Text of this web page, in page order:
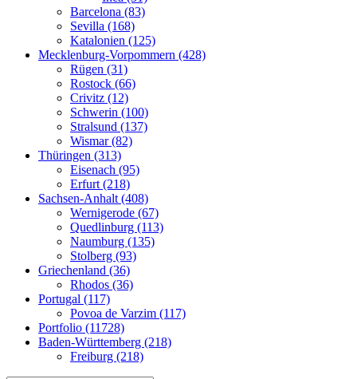
Barcelona (83)
Sevilla (168)
Katalonien (125)
Mecklenburg-Vorpommern (428)
Rügen (31)
Rostock (66)
Crivitz (12)
Schwerin (100)
Stralsund (137)
Wismar (82)
Thüringen (313)
Eisenach (95)
Erfurt (218)
Sachsen-Anhalt (408)
Wernigerode (67)
Quedlinburg (113)
Naumburg (135)
Stolberg (93)
Griechenland (36)
Rhodos (36)
Portugal (117)
Povoa de Varzim (117)
Portfolio (11728)
Baden-Württemberg (218)
Freiburg (218)